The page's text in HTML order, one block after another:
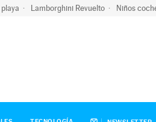
Lamborghini Revuelto Niños